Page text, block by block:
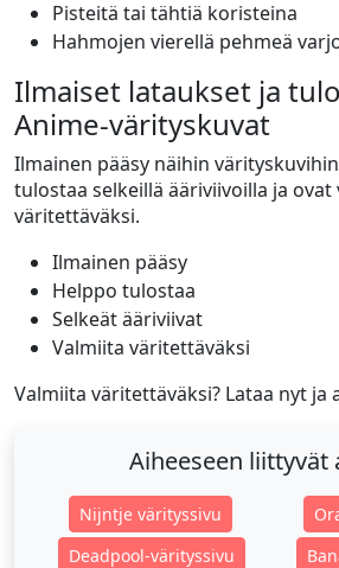
Pisteitä tai tähtiä koristeina
Hahmojen vierellä pehmeä
Ilmaiset lataukset ja
Anime-värityskuvat
Ilmainen pääsy näihin
tulostaa selkeillä ääriviivoilla ja ovat
väritettäväksi.
Ilmainen pääsy
Helppo tulostaa
Selkeät ääriviivat
Valmiita väritettäväksi
Valmiita väritettäväksi? Lataa nyt ja
Aiheeseen liittyvät
Nijntje värityssivu
Deadpool-värityssivu